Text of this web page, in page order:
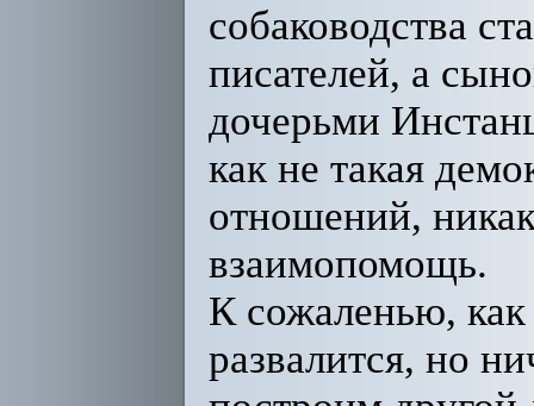
собаководства
писателей, а
дочерьми
как не такая
отношений,
взаимопомощь.
К сожаленью,
развалится, но